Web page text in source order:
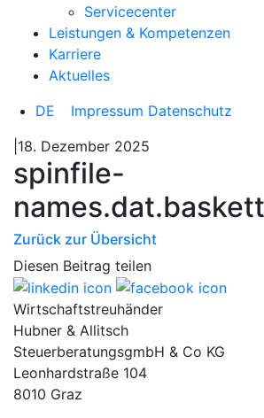
Servicecenter
Leistungen & Kompetenzen
Karriere
Aktuelles
DE
Impressum Datenschutz
|18. Dezember 2025
spinfile-
Zurück zur Übersicht
Diesen Beitrag teilen
Wirtschaftstreuhänder
Hubner & Allitsch
SteuerberatungsgmbH & Co KG
Leonhardstraße 104
8010 Graz